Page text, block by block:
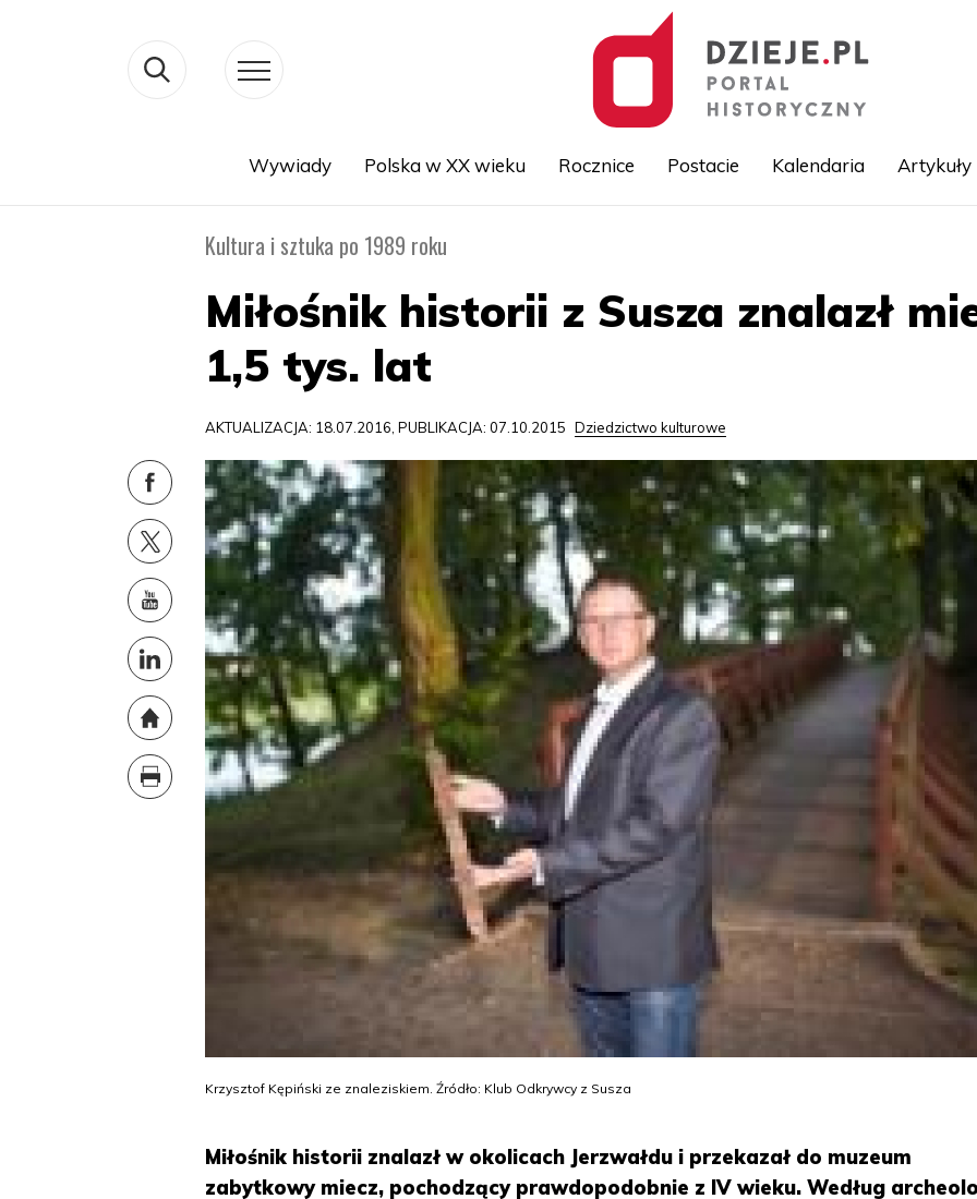
Wywiady Polska w XX wieku Rocznice Postacie Kalendaria Artykuły
Kultura i sztuka po 1989 roku
Miłośnik historii z Susza znalazł
1,5 tys. lat
AKTUALIZACJA: 18.07.2016, PUBLIKACJA: 07.10.2015 Dziedzictwo kulturowe
Krzysztof Kępiński ze znaleziskiem. Źródło: Klub Odkrywcy z Susza
Miłośnik historii znalazł w okolicach Jerzwałdu i przekazał do muzeum
zabytkowy miecz, pochodzący prawdopodobnie z IV wieku. Według